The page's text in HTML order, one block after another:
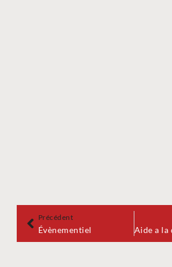
Précédent
Évènementiel